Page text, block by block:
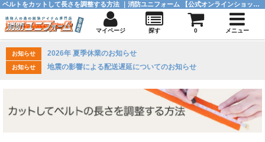
お知らせ 2026年 夏季休業のお知らせ
お知らせ 地震の影響による配送遅延についてのお知らせ
ベルトをカットして長さを調整する方法 ｜消防ユニフォーム 【公式オンラインショップ】
マイページ 探す 0 メニュー